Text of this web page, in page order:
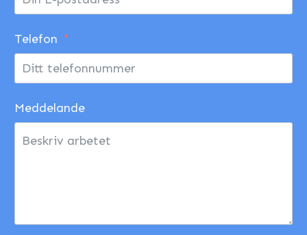
Telefon
Meddelande